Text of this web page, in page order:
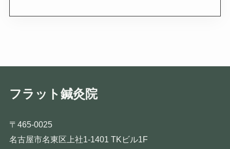
フラット鍼灸院
〒465-0025
名古屋市名東区上社1-1401 TKビル1F